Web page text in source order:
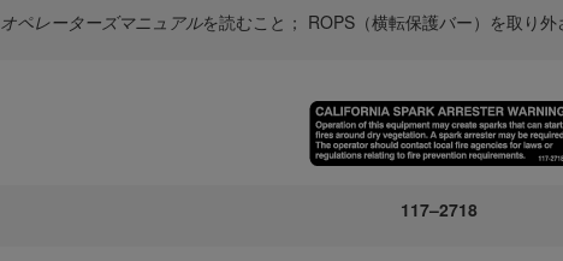
オペレーターズマニュアルを読むこと； ROPS（横転保護バー）を取り
117–2718